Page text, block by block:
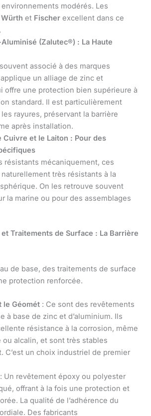
modérés. Les
Würth et Fischerexcellent dans ce
Aluminisé (Zalutec®) : La Haute
associé à des marques
un alliage de zinc et
offre une protection bien supérieure à
standard. Il est particulièrement
rayures, préservant la barrière
après installation.
Cuivre et le Laiton : Pour des
résistants mécaniquement, ces
très résistants à la
On les retrouve souvent
la marine ou pour des assemblages
Traitements de Surface : La Barrière
de base, des traitements de surface
protection renforcée.
le Géomét : Ce sont des revêtements
à base de zinc et d’aluminium. Ils
résistance à la corrosion, même
ou alcalin, et sont très stables
C’est un choix industriel de premier
: Un revêtement époxy ou polyester
offrant à la fois une protection et
La qualité de l’adhérence du
Des fabricants